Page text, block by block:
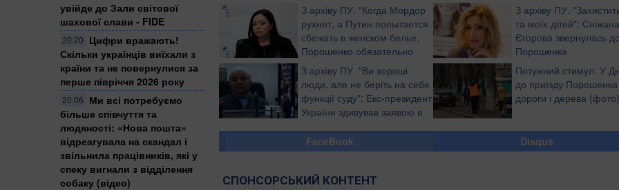
увійде до Зали світової
шахової слави - FIDE
20:20
Цифри вражають!
Скільки українців виїхали з
країни та не повернулися за
перше півріччя 2026 року
20:06
Ми всі потребуємо
більше співчуття та
людяності: «Нова пошта»
відреагувала на скандал і
звільнила працівників, які у
спеку вигнали з відділення
собаку (відео)
З архіву ПУ. "Когда Мордор
рухнет, а Путин попытается
сбежать в женском белье,
Порошенко обязательно
спросит судью Шишкину о
секрете ее приговора", - журналіст
З архіву ПУ.
та моїх дітей": Сніжана
Єгорова звернулась до
Порошенка
З архіву ПУ. "Ви хороші
люди, але не беріть на себе
функції суду": Екс-президент
України здивував заявою в
Потужний стимул: У
до приїзду
дороги і дерева (фото)
FaceBook Disqus
СПОНСОРСЬКИЙ КОНТЕНТ